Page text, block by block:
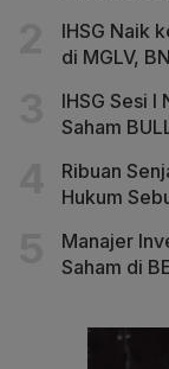
IHSG Naik
di MGLV,
IHSG Sesi
Saham
Ribuan
Hukum
Manajer
Saham di